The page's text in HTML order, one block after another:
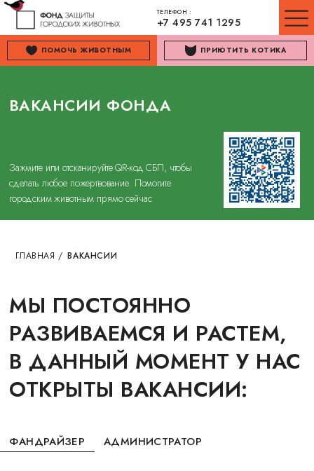
ТЕЛЕФОН :
+7 495 741 1295
ПОМОЧЬ ЖИВОТНЫМ ПРИЮТИТЬ КОТИКА
ВАКАНСИИ ФОНДА
Зажмите или отсканируйте QR-код СБП, чтобы
сделать любое пожертвование. Помогите
городским животным прямо сейчас
ГЛАВНАЯ / ВАКАНСИИ
МЫ ПОСТОЯННО
РАЗВИВАЕМСЯ И РАСТЕМ,
В ДАННЫЙ МОМЕНТ У НАС
ОТКРЫТЫ ВАКАНСИИ:
ФАНДРАЙЗЕР АДМИНИСТРАТОР